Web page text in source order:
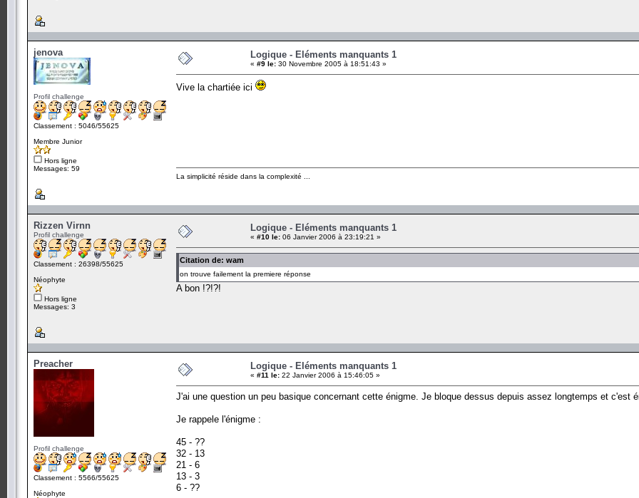
jenova
Profil challenge
Classement : 5046/55625
Membre Junior
Hors ligne
Messages: 59
Logique - Eléments manquants 1
« #9 le: 30 Novembre 2005 à 18:51:43 »
Vive la chartiée ici
La simplicité réside dans la complexité ...
Rizzen Virnn
Profil challenge
Classement : 26398/55625
Néophyte
Hors ligne
Messages: 3
Logique - Eléments manquants 1
« #10 le: 06 Janvier 2006 à 23:19:21 »
Citation de: wam
on trouve failement la premiere réponse
A bon !?!?!
Preacher
Profil challenge
Classement : 5566/55625
Néophyte
Logique - Eléments manquants 1
« #11 le: 22 Janvier 2006 à 15:46:05 »
J'ai une question un peu basique concernant cette énigme. Je bloque dessus depuis assez longtemps et c'est
Je rappele l'énigme :
45 - ??
32 - 13
21 - 6
13 - 3
6 - ??